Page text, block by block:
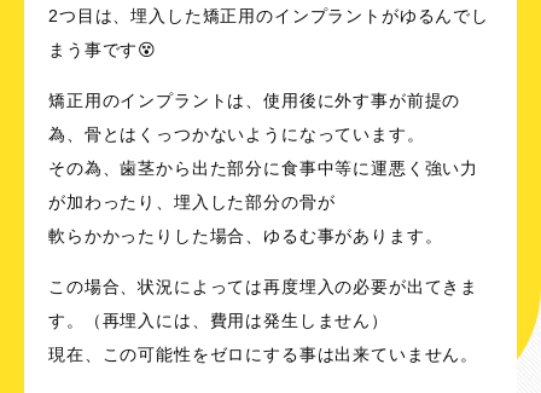
2つ目は、埋入した矯正用のインプラントがゆるんでし
まう事です😵
矯正用のインプラントは、使用後に外す事が前提の
為、骨とはくっつかないようになっています。
その為、歯茎から出た部分に食事中等に運悪く強い力
が加わったり、埋入した部分の骨が
軟らかかったりした場合、ゆるむ事があります。
この場合、状況によっては再度埋入の必要が出てきま
す。（再埋入には、費用は発生しません）
現在、この可能性をゼロにする事は出来ていません。